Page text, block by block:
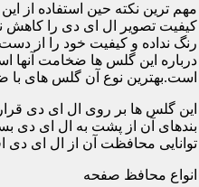
مهم ترین نکته حین استفاده از
کیفیت تصویر ال ای دی را کاهش
رنگ نداده و کیفیت خود را از
درباره این گلس ها ضخامت آنها
است.بهترین نوع آن گلس های با ضخامت 3
این گلس ها بر روی ال ای دی
بندهای آن از پشت به ال ای دی
توانایی محافظت آن از ال ای دی
انواع محافظ صفحه